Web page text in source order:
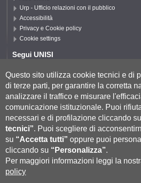
Urp - Ufficio relazioni con il pubblico
Accessibilità
Privacy e Cookie policy
Cookie settings
Segui UNISI
Segui DISPI
Questo sito utilizza cookie tecnici e di
di terze parti, per garantire la corretta
analizzare il traffico e misurare
comunicazione istituzionale. Puoi
necessari e di profilazione cliccando su
tecnici”. Puoi scegliere di
su “Accetta tutti” oppure puoi
cliccando su “Personalizza”.
Per maggiori informazioni leggi la
policy